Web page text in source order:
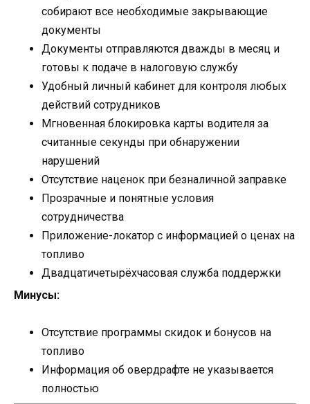
собирают все необходимые закрывающие
документы
Документы отправляются дважды в месяц и
готовы к подаче в налоговую службу
Удобный личный кабинет для контроля любых
действий сотрудников
Мгновенная блокировка карты водителя за
считанные секунды при обнаружении
нарушений
Отсутствие наценок при безналичной заправке
Прозрачные и понятные условия
сотрудничества
Приложение-локатор с информацией о ценах на
топливо
Двадцатичетырёхчасовая служба поддержки
Минусы:
Отсутствие программы скидок и бонусов на
топливо
Информация об овердрафте не указывается
полностью